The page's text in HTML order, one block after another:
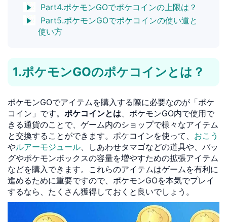
Part4.ポケモンGOでポケコインの上限は？
Part5.ポケモンGOでポケコインの使い道と
使い方
1.ポケモンGOのポケコインとは？
ポケモンGOでアイテムを購入する際に必要なのが「ポケ
コイン」です。 ポケコインとは、ポケモンGO内で使用で
きる通貨のことで、ゲーム内のショップで様々なアイテム
と交換することができます。ポケコインを使って、 おこう
やルアーモジュール、しあわせタマゴなどの道具や、バッ
グやポケモンボックスの容量を増やすための拡張アイテム
などを購入できます。これらのアイテムはゲームを有利に
進めるために重要ですので、ポケモンGOを本気でプレイ
するなら、たくさん獲得しておくと良いでしょう。